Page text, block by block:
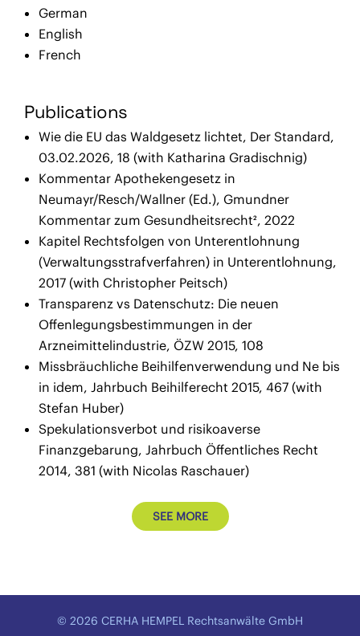
German
English
French
Publications
Wie die EU das Waldgesetz lichtet, Der Standard,
03.02.2026, 18 (with Katharina Gradischnig)
Kommentar Apothekengesetz in
Neumayr/Resch/Wallner (Ed.), Gmundner
Kommentar zum Gesundheitsrecht², 2022
Kapitel Rechtsfolgen von Unterentlohnung
(Verwaltungsstrafverfahren) in Unterentlohnung,
2017 (with Christopher Peitsch)
Transparenz vs Datenschutz: Die neuen
Offenlegungsbestimmungen in der
Arzneimittelindustrie, ÖZW 2015, 108
Missbräuchliche Beihilfenverwendung und Ne bis
in idem, Jahrbuch Beihilferecht 2015, 467 (with
Stefan Huber)
Spekulationsverbot und risikoaverse
Finanzgebarung, Jahrbuch Öffentliches Recht
2014, 381 (with Nicolas Raschauer)
SEE MORE
© 2026 CERHA HEMPEL Rechtsanwälte GmbH